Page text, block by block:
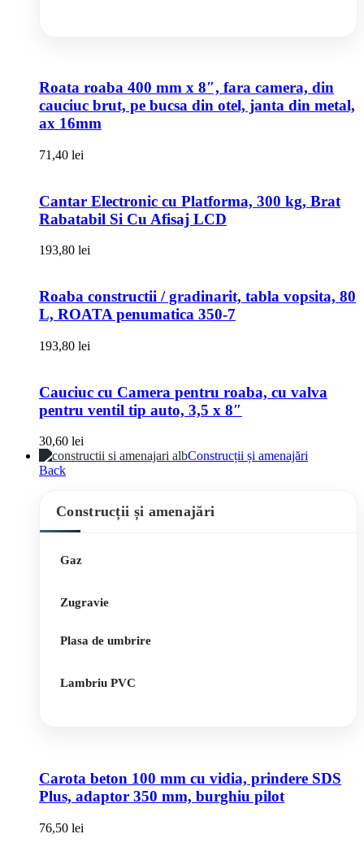
Roata roaba 400 mm x 8″, fara camera, din
cauciuc brut, pe bucsa din otel, janta din metal,
ax 16mm
71,40 lei
Cantar Electronic cu Platforma, 300 kg, Brat
Rabatabil Si Cu Afisaj LCD
193,80 lei
Roaba constructii / gradinarit, tabla vopsita, 80
L, ROATA penumatica 350-7
193,80 lei
Cauciuc cu Camera pentru roaba, cu valva
pentru ventil tip auto, 3,5 x 8″
30,60 lei
Construcții și amenajări
Back
Construcții și amenajări
Gaz
Zugravie
Plasa de umbrire
Lambriu PVC
Carota beton 100 mm cu vidia, prindere SDS
Plus, adaptor 350 mm, burghiu pilot
76,50 lei